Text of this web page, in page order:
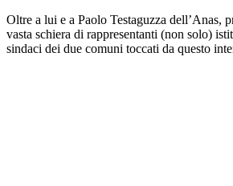
Oltre a lui e a Paolo Testaguzza dell’Anas,
vasta schiera di rappresentanti (non solo)
sindaci dei due comuni toccati da questo